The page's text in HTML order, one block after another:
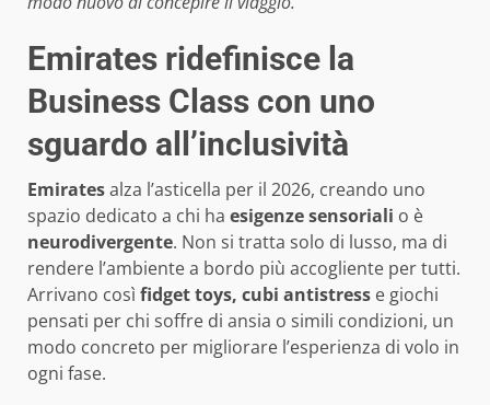
Emirates ridefinisce la
Business Class con uno
sguardo all’inclusività
Emiratesalza l’asticella per il 2026, creando uno
spazio dedicato a chi ha esigenze sensoriali o è
neurodivergente. Non si tratta solo di lusso, ma di
rendere l’ambiente a bordo più accogliente per tutti.
Arrivano così fidget toys, cubi antistress e giochi
pensati per chi soffre di ansia o simili condizioni, un
modo concreto per migliorare l’esperienza di volo in
ogni fase.